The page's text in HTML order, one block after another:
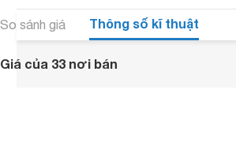
So sánh giá Thông số kĩ thuật
Giá của 33 nơi bán